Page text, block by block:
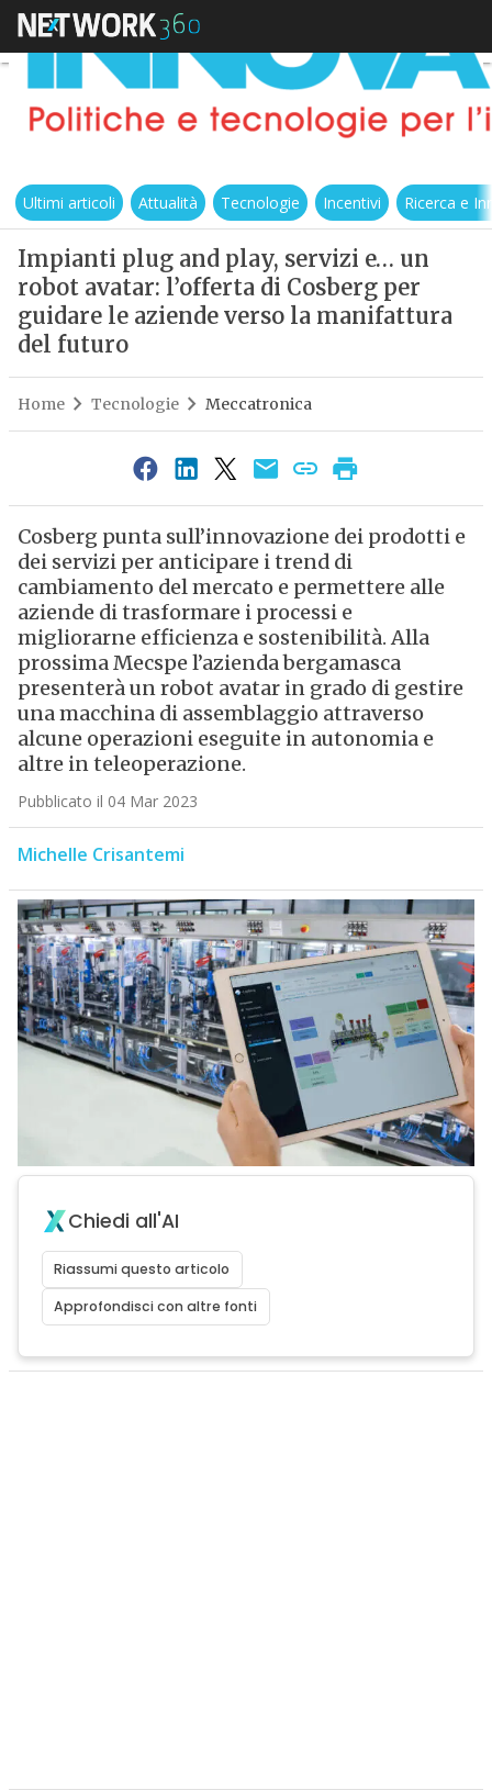
Ultimi articoli Attualità Tecnologie Incentivi Ricerca e
Impianti plug and play, servizi e… un
robot avatar: l’offerta di Cosberg per
guidare le aziende verso la manifattura
del futuro
Home Tecnologie Meccatronica
Cosberg punta sull’innovazione dei prodotti e
dei servizi per anticipare i trend di
cambiamento del mercato e permettere alle
aziende di trasformare i processi e
migliorarne efficienza e sostenibilità. Alla
prossima Mecspe l’azienda bergamasca
presenterà un robot avatar in grado di gestire
una macchina di assemblaggio attraverso
alcune operazioni eseguite in autonomia e
altre in teleoperazione.
Pubblicato il 04 Mar 2023
Michelle Crisantemi
Chiedi all'AI
Riassumi questo articolo
Approfondisci con altre fonti